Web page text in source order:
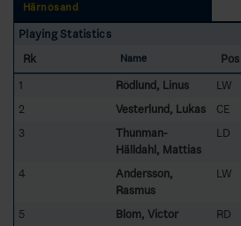
Härnösand
Playing Statistics
Rk
Name Pos
1
Rödlund, Linus LW
2
Vesterlund, Lukas CE
3
Thunman-
Hälldahl, Mattias
LD
4
Andersson,
Rasmus
LW
5 Blom, Victor RD